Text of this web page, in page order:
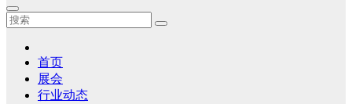
首页
展会
行业动态